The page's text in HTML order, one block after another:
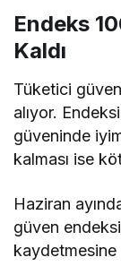
Endeks
Kaldı
Tüketici
alıyor.
güveninde
kalması ise
Haziran
güven
kaydetmesine